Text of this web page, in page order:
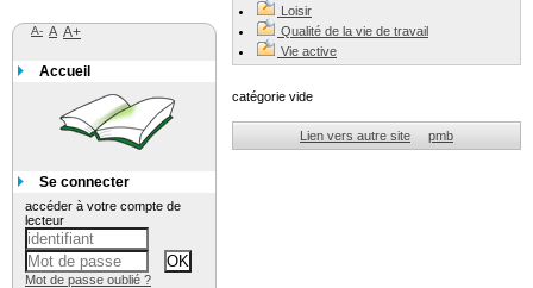
Loisir
Qualité de la vie de travail
Vie active
catégorie vide
Lien vers autre site pmb
A- A A+
Accueil
Se connecter
accéder à votre compte de
lecteur
Mot de passe oublié ?